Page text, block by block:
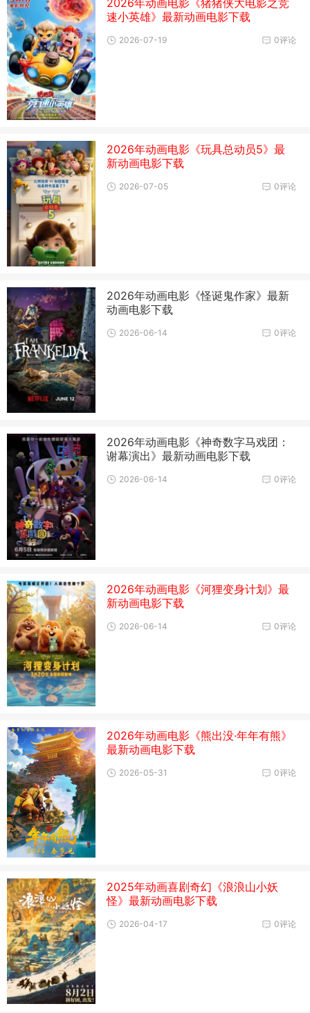
速小英雄》最新动画电影下载
0评论
2026-07-19
2026年动画电影《玩具总动员5》最
新动画电影下载
0评论
2026-07-05
2026年动画电影《怪诞鬼作家》最新
动画电影下载
0评论
2026-06-14
2026年动画电影《神奇数字马戏团：
谢幕演出》最新动画电影下载
0评论
2026-06-14
2026年动画电影《河狸变身计划》最
新动画电影下载
0评论
2026-06-14
2026年动画电影《熊出没·年年有熊》
最新动画电影下载
0评论
2026-05-31
2025年动画喜剧奇幻《浪浪山小妖
怪》最新动画电影下载
0评论
2026-04-17